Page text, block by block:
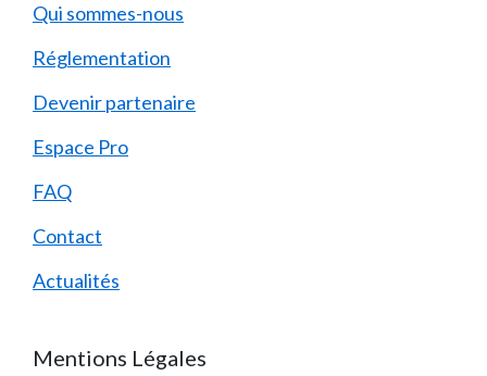
Qui sommes-nous
Réglementation
Devenir partenaire
Espace Pro
FAQ
Contact
Actualités
Mentions Légales